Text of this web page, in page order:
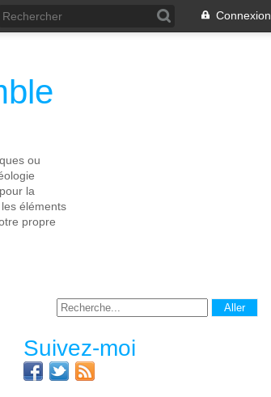
Connexion
ou
la
éléments
propre
Suivez-moi